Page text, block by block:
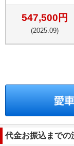
547,500 円
(2025.09)
代金お振込までの